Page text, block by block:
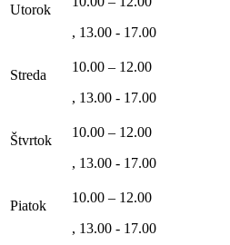
Utorok
, 13.00 - 17.00
Streda
10.00 – 12.00
, 13.00 - 17.00
Štvrtok
10.00 – 12.00
, 13.00 - 17.00
Piatok
10.00 – 12.00
, 13.00 - 17.00